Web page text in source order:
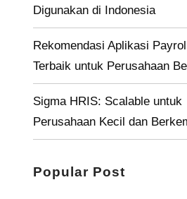
Digunakan di Indonesia
Rekomendasi Aplikasi Payroll
Terbaik untuk Perusahaan
Sigma HRIS: Scalable untuk
Perusahaan Kecil dan
Popular Post